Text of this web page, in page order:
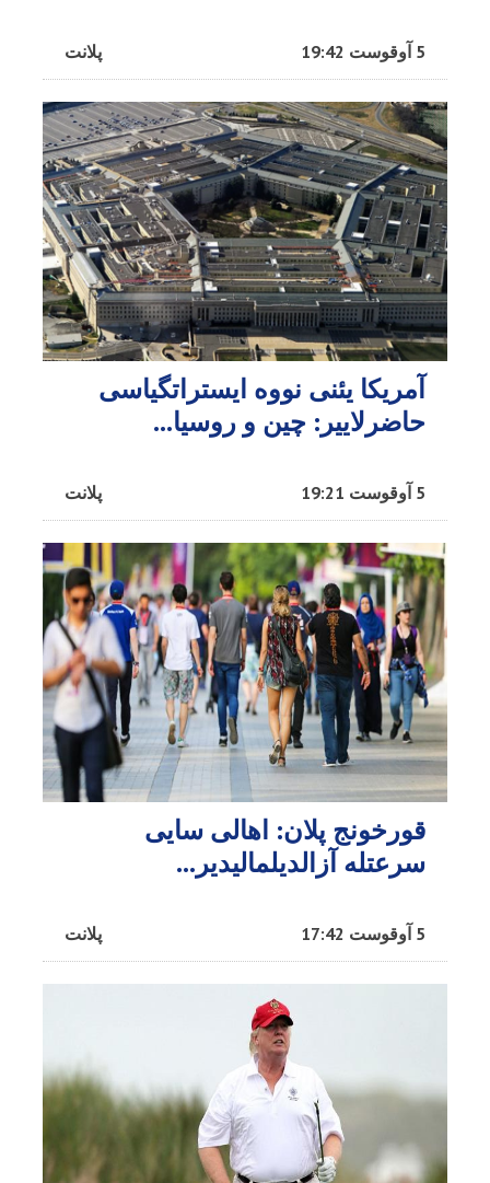
پلانت 5 آوقوست 19:42
آمریکا یئنی نووه ایستراتگیاسی
حاضرلاییر: چین و روسیا...
پلانت 5 آوقوست 19:21
قورخونج پلان: اهالی سایی
سرعتله آزالدیلمالیدیر...
پلانت 5 آوقوست 17:42